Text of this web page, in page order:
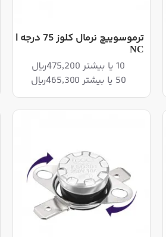
ترموسوییچ نرمال کلوز 75 درجه |
NC
10 یا بیشتر 475,200ریال
50 یا بیشتر 465,300ریال